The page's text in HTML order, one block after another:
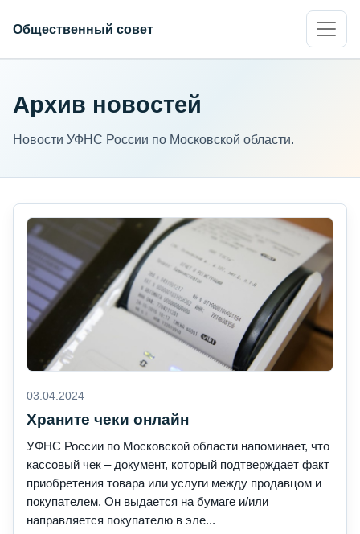
Общественный совет
Архив новостей
Новости УФНС России по Московской области.
03.04.2024
Храните чеки онлайн
УФНС России по Московской области напоминает, что
кассовый чек – документ, который подтверждает факт
приобретения товара или услуги между продавцом и
покупателем. Он выдается на бумаге и/или
направляется покупателю в эле...